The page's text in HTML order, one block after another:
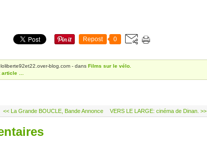
Repost 0
blog.com - dans Films sur le vélo.
article
<< La Grande BOUCLE, Bande Annonce VERS LE LARGE: cinéma de Dinan. >>